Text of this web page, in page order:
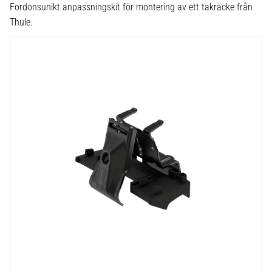
Fordonsunikt anpassningskit för montering av ett takräcke från
Thule.